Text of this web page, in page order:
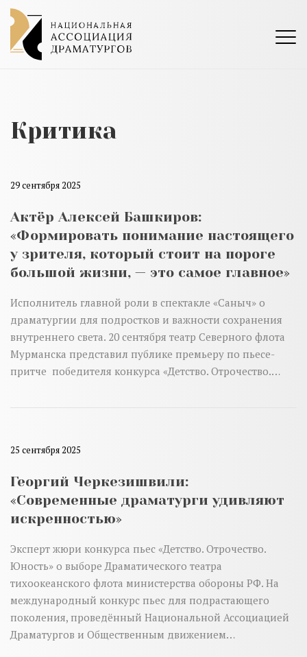
Критика
29 сентября 2025
Актёр Алексей Башкиров:
«Формировать понимание настоящего
у зрителя, который стоит на пороге
большой жизни, — это самое главное»
Исполнитель главной роли в спектакле «Саныч» о
драматургии для подростков и важности сохранения
внутреннего света. 20 сентября театр Северного флота
Мурманска представил публике премьеру по пьесе-
притче победителя конкурса «Детство. Отрочество.…
25 сентября 2025
Георгий Черкезишвили:
«Современные драматурги удивляют
искренностью»
Эксперт жюри конкурса пьес «Детство. Отрочество.
Юность» о выборе Драматического театра
тихоокеанского флота министерства обороны РФ. На
международный конкурс пьес для подрастающего
поколения, проведённый Национальной Ассоциацией
Драматургов и Общественным движением…